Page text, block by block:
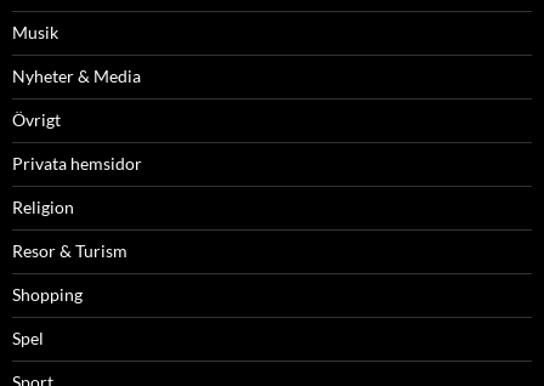
Musik
Nyheter & Media
Övrigt
Privata hemsidor
Religion
Resor & Turism
Shopping
Spel
Sport